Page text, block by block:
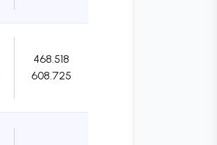
468.518
608.725